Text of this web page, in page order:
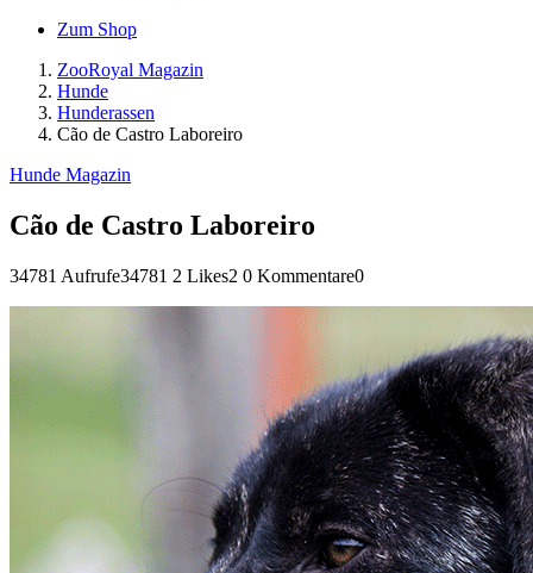
Zum Shop
ZooRoyal Magazin
Hunde
Hunderassen
Cão de Castro Laboreiro
Hunde Magazin
Cão de Castro Laboreiro
34781 Aufrufe34781 2 Likes2 0 Kommentare0